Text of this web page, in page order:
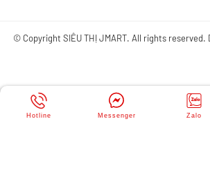
© Copyright SIÊU THỊ JMART. All rights reserved.
Hotline Messenger Zalo